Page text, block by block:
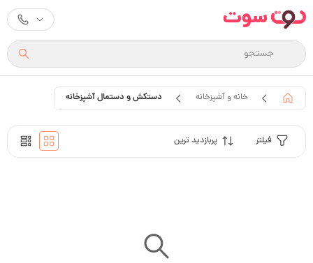
خانه و آشپزخانه دستکش و دستمال آشپزخانه
فیلتر پربازدید ترین